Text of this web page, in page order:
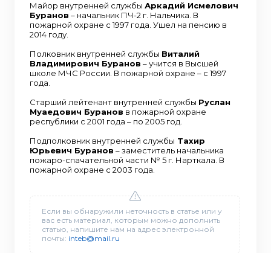
Майор внутренней службы Аркадий Исмелович
Буранов – начальник ПЧ-2 г. Нальчика. В
пожарной охране с 1997 года. Ушел на пенсию в
2014 году.
Полковник внутренней службы Виталий
Владимирович Буранов – учится в Высшей
школе МЧС России. В пожарной охране – с 1997
года.
Старший лейтенант внутренней службы Руслан
Муаедович Буранов в пожарной охране
республики с 2001 года – по 2005 год.
Подполковник внутренней службы Тахир
Юрьевич Буранов – заместитель начальника
пожаро-спачательной части № 5 г. Нарткала. В
пожарной охране с 2003 года.
Если вы обнаружили неточность в статье или у
вас есть материал, которым можно дополнить
статью, напишите нам на адрес электронной
почты: inteb@mail.ru